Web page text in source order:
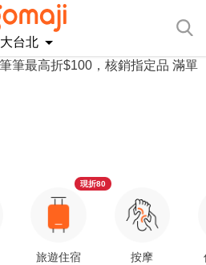
大台北
旅遊住宿
現折80
按摩